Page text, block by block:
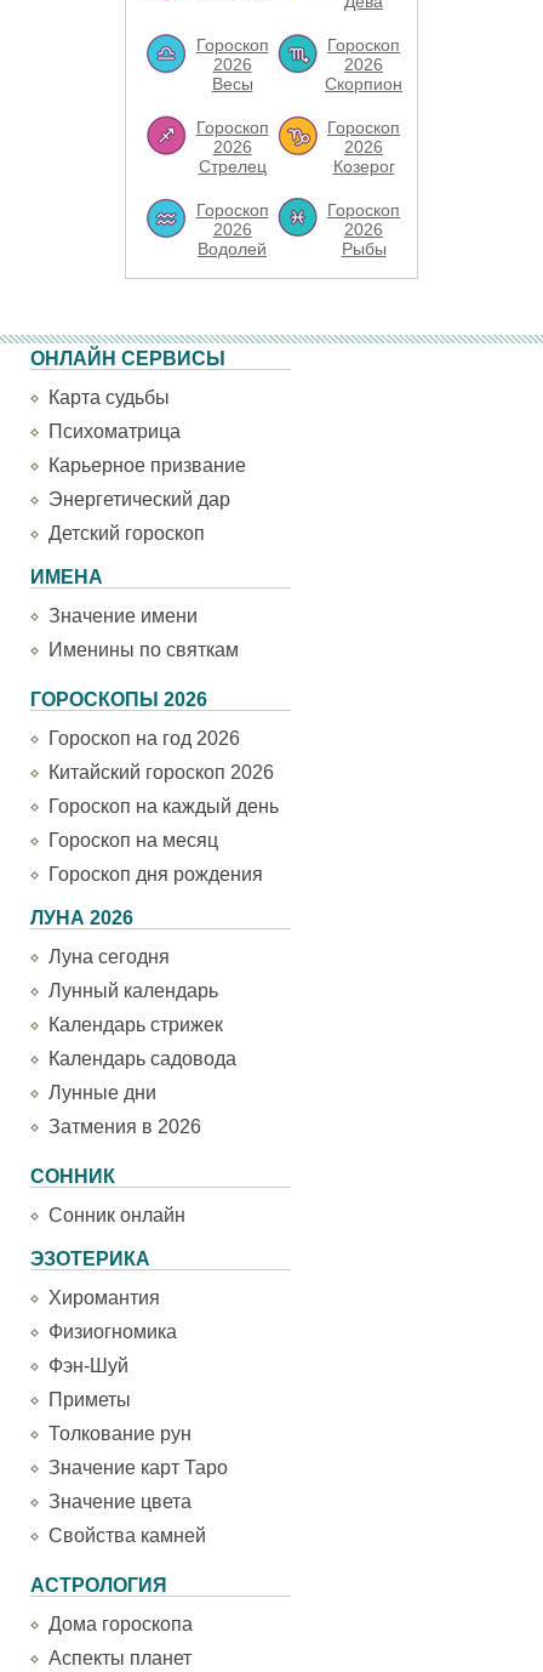
Гороскоп
2026
Весы
Гороскоп
2026
Скорпион
Гороскоп
2026
Стрелец
Гороскоп
2026
Козерог
Гороскоп
2026
Водолей
Гороскоп
2026
Рыбы
ОНЛАЙН СЕРВИСЫ
Карта судьбы
Психоматрица
Карьерное призвание
Энергетический дар
Детский гороскоп
ИМЕНА
Значение имени
Именины по святкам
ГОРОСКОПЫ 2026
Гороскоп на год 2026
Китайский гороскоп 2026
Гороскоп на каждый день
Гороскоп на месяц
Гороскоп дня рождения
ЛУНА 2026
Луна сегодня
Лунный календарь
Календарь стрижек
Календарь садовода
Лунные дни
Затмения в 2026
СОННИК
Сонник онлайн
ЭЗОТЕРИКА
Хиромантия
Физиогномика
Фэн-Шуй
Приметы
Толкование рун
Значение карт Таро
Значение цвета
Свойства камней
АСТРОЛОГИЯ
Дома гороскопа
Аспекты планет